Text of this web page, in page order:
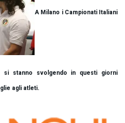
A Milano i Campionati Italiani
si stanno svolgendo in questi giorni
agli atleti.